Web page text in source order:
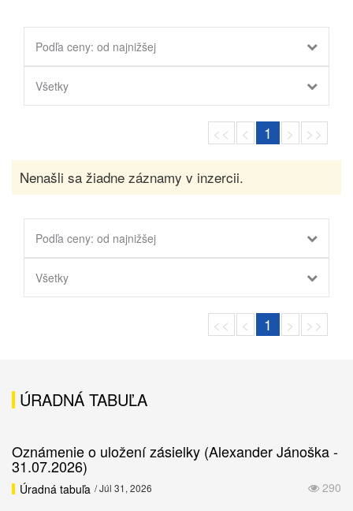
Podľa ceny: od najnižšej
Všetky
<< < 1 > >>
Nenašli sa žiadne záznamy v inzercii.
Podľa ceny: od najnižšej
Všetky
<< < 1 > >>
ÚRADNÁ TABUĽA
Oznámenie o uložení zásielky (Alexander Jánoška -
31.07.2026)
290
Úradná tabuľa / Júl 31, 2026